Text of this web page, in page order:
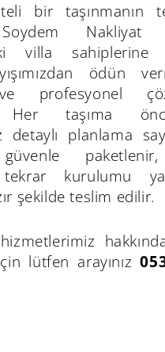
bir taşınmanın
Nakliyat
villa sahiplerine
ödün
profesyonel
Her taşıma
detaylı planlama
güvenle
kurulumu
şekilde teslim edilir.
lütfen arayınız